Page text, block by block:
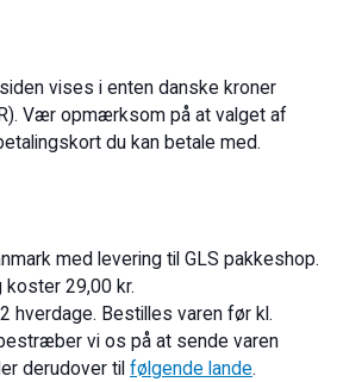
vises i enten danske kroner
Vær opmærksom på at valget af
du kan betale med.
med levering til GLS pakkeshop.
koster 29,00 kr.
hverdage. Bestilles varen før kl.
vi os på at sende varen
derudover til følgende lande.